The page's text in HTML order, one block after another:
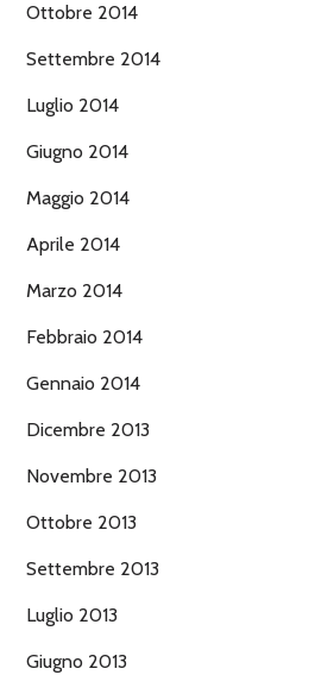
Ottobre 2014
Settembre 2014
Luglio 2014
Giugno 2014
Maggio 2014
Aprile 2014
Marzo 2014
Febbraio 2014
Gennaio 2014
Dicembre 2013
Novembre 2013
Ottobre 2013
Settembre 2013
Luglio 2013
Giugno 2013